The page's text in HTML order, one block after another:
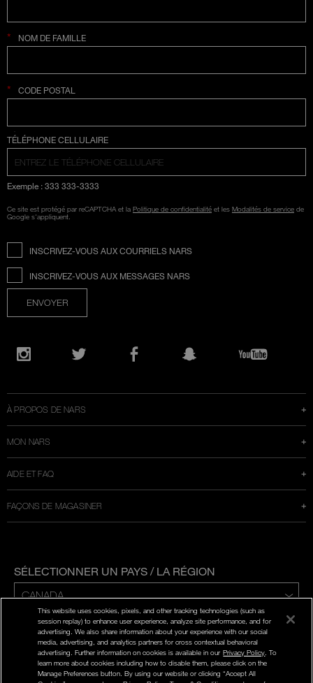
* NOM DE FAMILLE
* CODE POSTAL
SÉLECTION COUNTRY
TÉLÉPHONE CELLULAIRE
Exemple : 333 333-3333
Ce site est protégé par reCAPTCHA et la Politique de confidentialité et les Modalités de service de
Google s'appliquent.
INSCRIVEZ-VOUS AUX COURRIELS NARS
INSCRIVEZ-VOUS AUX MESSAGES NARS
ENVOYER
Ouvre
une
À PROPOS DE NARS
MON NARS
AIDE ET FAQ
FAÇONS DE MAGASINER
SÉLECTIONNER UN PAYS / LA RÉGION
ENG | FR
POLITIQUE DE CONFIDENTIALITÉ
CONDITIONS D'UTILISATION
This website uses cookies, pixels, and other tracking technologies (such as
session replay) to enhance user experience, analyze site performance, and for
advertising. We also share information about your experience with our social
media, advertising, and analytics partners for cross contextual behavioral
advertising. Further information on cookies is available in our Privacy Policy . To
learn more about cookies including how to disable them, please click on the
Manage Preferences button. By using our website or clicking “Accept All